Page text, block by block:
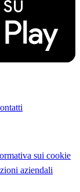
sui cookie
aziendali